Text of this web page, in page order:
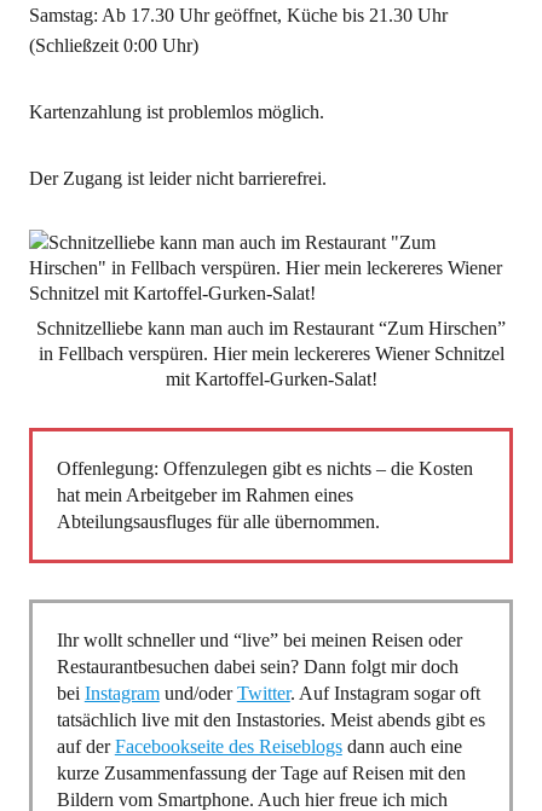
Samstag: Ab 17.30 Uhr geöffnet, Küche bis 21.30 Uhr
(Schließzeit 0:00 Uhr)
Kartenzahlung ist problemlos möglich.
Der Zugang ist leider nicht barrierefrei.
Schnitzelliebe kann man auch im Restaurant “Zum Hirschen”
in Fellbach verspüren. Hier mein leckereres Wiener Schnitzel
mit Kartoffel-Gurken-Salat!
Offenlegung: Offenzulegen gibt es nichts – die Kosten
hat mein Arbeitgeber im Rahmen eines
Abteilungsausfluges für alle übernommen.
Ihr wollt schneller und “live” bei meinen Reisen oder
Restaurantbesuchen dabei sein? Dann folgt mir doch
bei Instagramund/oderTwitter. Auf Instagram sogar oft
tatsächlich live mit den Instastories. Meist abends gibt es
auf derFacebookseite des Reiseblogsdann auch eine
kurze Zusammenfassung der Tage auf Reisen mit den
Bildern vom Smartphone. Auch hier freue ich mich